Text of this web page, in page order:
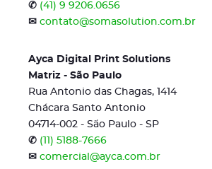
✆ (41) 9 9206.0656
✉ contato@somasolution.com.br
Ayca Digital Print Solutions
Matriz - São Paulo
Rua Antonio das Chagas, 1414
Chácara Santo Antonio
04714-002 - São Paulo - SP
✆ (11) 5188-7666
✉ comercial@ayca.com.br